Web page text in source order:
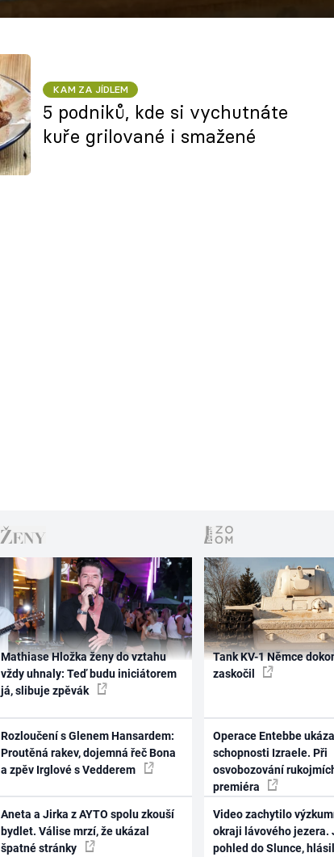
KAM ZA JÍDLEM
5 podniků, kde si vychutnáte
kuře grilované i smažené
Mathiase Hložka ženy do vztahu
vždy uhnaly: Teď budu iniciátorem
já, slibuje zpěvák
Rozloučení s Glenem Hansardem:
Proutěná rakev, dojemná řeč Bona
a zpěv Irglové s Vedderem
Aneta a Jirka z AYTO spolu zkouší
bydlet. Válise mrzí, že ukázal
špatné stránky
Tank KV-1 Němce
zaskočil
Operace Entebbe
schopnosti Izraele. Při
osvobozování
premiéra
Video zachytilo
okraji lávového jezera.
pohled do Slunce,